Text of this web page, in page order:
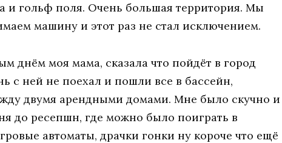
и гольф поля. Очень большая территория. Мы
машину и этот раз не стал исключением.
днём моя мама, сказала что пойдёт в город
с ней не поехал и пошли все в бассейн,
двумя арендными домами. Мне было скучно и
до ресепшн, где можно было поиграть в
автоматы, драчки гонки ну короче что ещё